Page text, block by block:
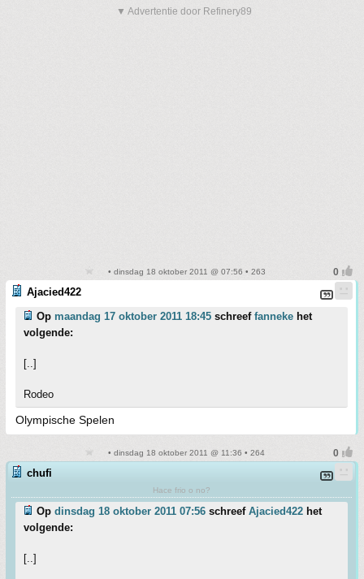
▼ Advertentie door Refinery89
• dinsdag 18 oktober 2011 @ 07:56 • 263
Ajacied422
Op maandag 17 oktober 2011 18:45 schreef fanneke het
volgende:
[..]
Rodeo
Olympische Spelen
• dinsdag 18 oktober 2011 @ 11:36 • 264
chufi
Hace frio o no?
Op dinsdag 18 oktober 2011 07:56 schreef Ajacied422 het
volgende:
[..]